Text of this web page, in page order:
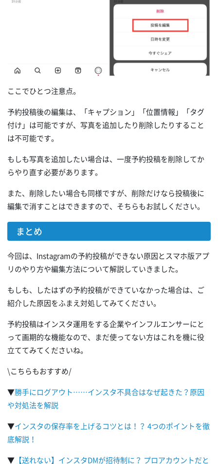
ここでひとつ注意点。
予約投稿後の編集は、「キャプション」「位置情報」「タグ
付け」は可能ですが、写真を追加したり削除したりすること
は不可能です。
もしも写真を追加したい場合は、一度予約投稿を削除してか
らやり直す必要があります。
また、削除したい場合も同様ですが、削除だけなら投稿後に
編集で消すことはできますので、そちらもお試しください。
まとめ
今回は、Instagramの予約投稿ができない原因とスマホ版アプ
リのやり方や編集方法について解説していきました。
もしも、したはずの予約投稿ができていなかった場合は、ご
紹介した原因をふまえ対処してみてください。
予約投稿はインスタ運用をする企業やインフルエンサーにと
って画期的な機能なので、まだ使ってない方はこれを機に役
立ててみてくださいね。
\こちらもおすすめ/
▼勝手にログアウト……インスタ不具合はなぜ起きた？原因
や対処法を解説
▼インスタの保存率を上げるコツとは！？ 4つのポイントを徹
底解説！
▼ 【送れない】インスタDMが招待制に？ プロアカウントだと